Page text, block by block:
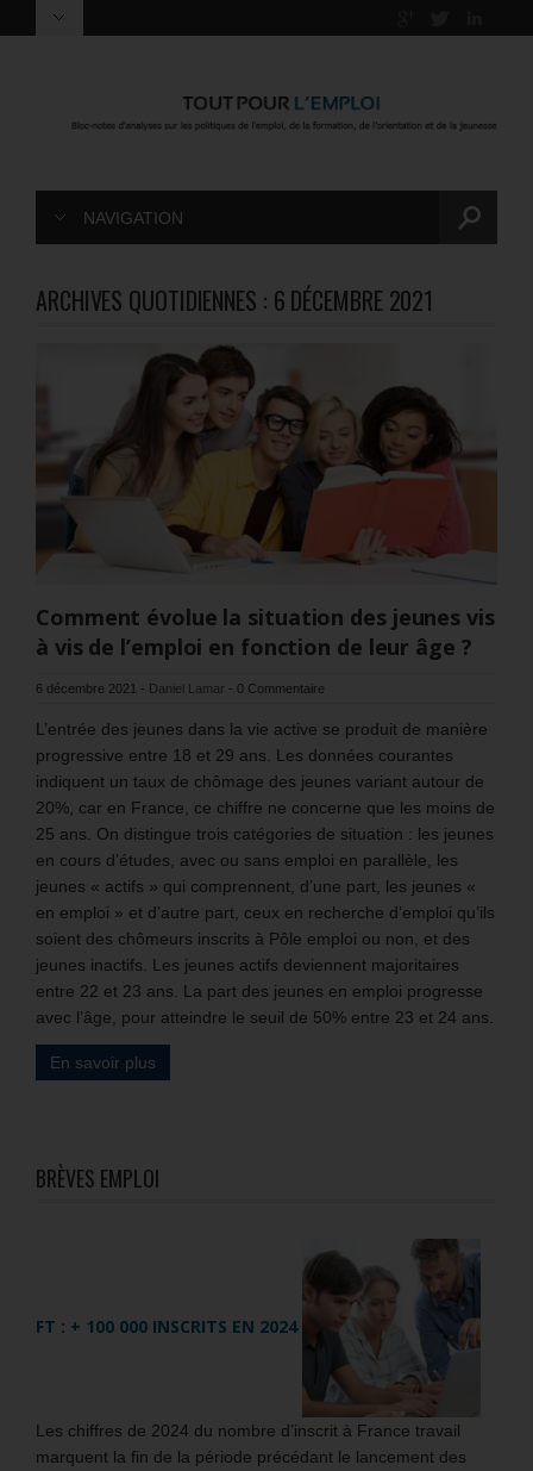
NAVIGATION
ARCHIVES QUOTIDIENNES : 6 DÉCEMBRE 2021
Comment évolue la situation des jeunes vis
à vis de l’emploi en fonction de leur âge ?
6 décembre 2021 - Daniel Lamar - 0 Commentaire
L’entrée des jeunes dans la vie active se produit de manière
progressive entre 18 et 29 ans. Les données courantes
indiquent un taux de chômage des jeunes variant autour de
20%, car en France, ce chiffre ne concerne que les moins de
25 ans. On distingue trois catégories de situation : les jeunes
en cours d’études, avec ou sans emploi en parallèle, les
jeunes « actifs » qui comprennent, d’une part, les jeunes «
en emploi » et d’autre part, ceux en recherche d’emploi qu’ils
soient des chômeurs inscrits à Pôle emploi ou non, et des
jeunes inactifs. Les jeunes actifs deviennent majoritaires
entre 22 et 23 ans. La part des jeunes en emploi progresse
avec l’âge, pour atteindre le seuil de 50% entre 23 et 24 ans.
En savoir plus
BRÈVES EMPLOI
FT : + 100 000 INSCRITS EN 2024
Les chiffres de 2024 du nombre d’inscrit à France travail
marquent la fin de la période précédant le lancement des